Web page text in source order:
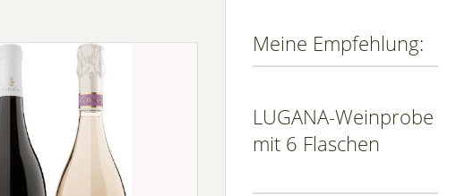
Meine Empfehlung:
LUGANA-Weinprobe
mit 6 Flaschen